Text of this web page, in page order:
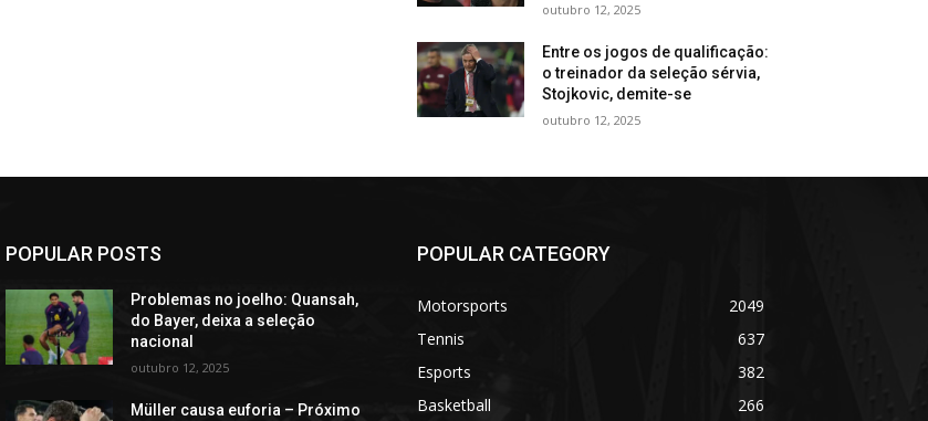
outubro 12, 2025
Entre os jogos de qualificação:
o treinador da seleção sérvia,
Stojkovic, demite-se
outubro 12, 2025
POPULAR POSTS
Problemas no joelho: Quansah,
do Bayer, deixa a seleção
nacional
outubro 12, 2025
Müller causa euforia – Próximo
POPULAR CATEGORY
Motorsports
2049
Tennis
637
Esports
382
Basketball
266